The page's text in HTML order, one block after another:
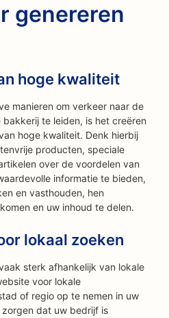
genereren
hoge kwaliteit
manieren om verkeer naar de
te leiden, is het creëren
hoge kwaliteit. Denk hierbij
producten, speciale
over de voordelen van
informatie te bieden,
en vasthouden, hen
en uw inhoud te delen.
lokaal zoeken
sterk afhankelijk van lokale
voor lokale
of regio op te nemen in uw
dat uw bedrijf is